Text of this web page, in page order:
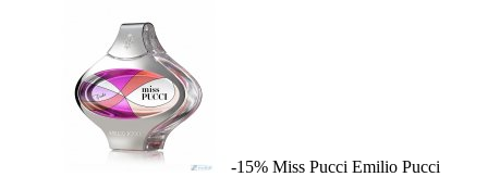
-15% Miss Pucci Emilio Pucci